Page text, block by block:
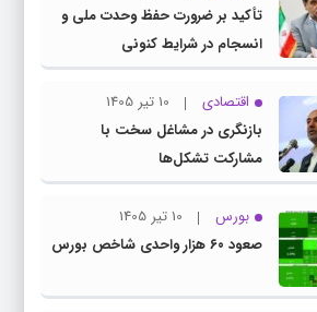
تأکید بر ضرورت حفظ وحدت ملی و
انسجام در شرایط کنونی
اقتصادی
10 تیر 1405
بازنگری در مشاغل سخت با
مشارکت تشکل‌ها
بورس
10 تیر 1405
صعود ۶۰ هزار واحدی شاخص بورس